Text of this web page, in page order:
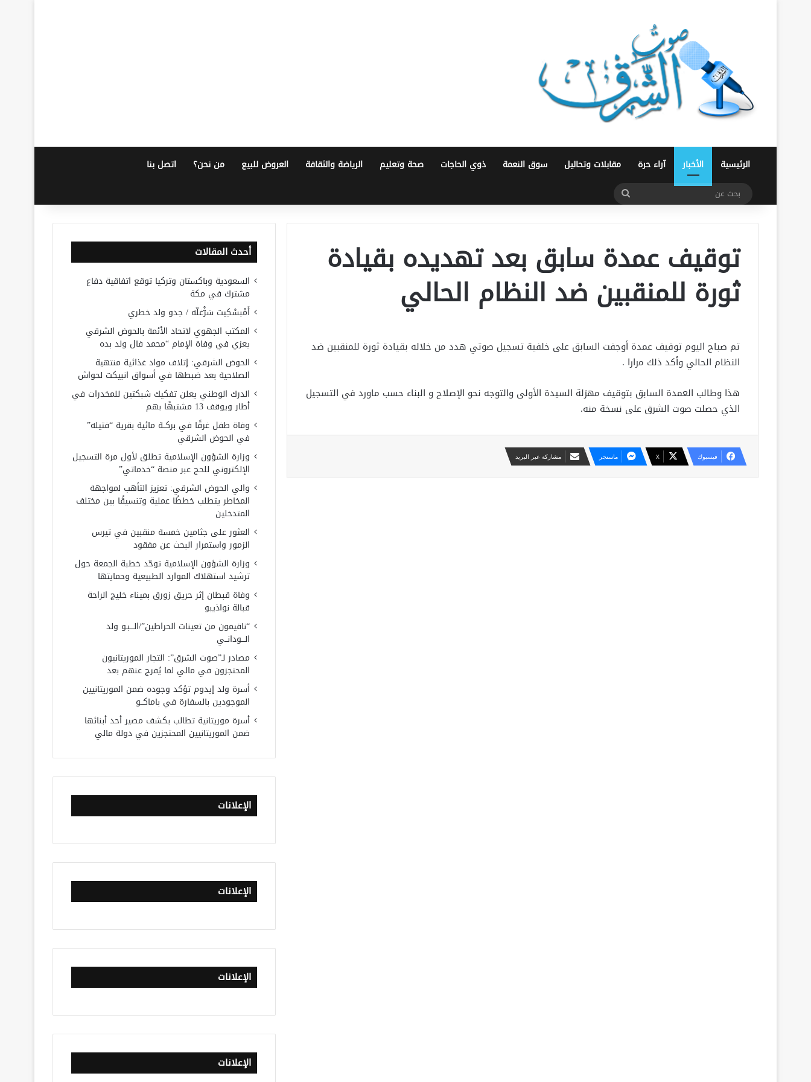
الرئيسية الأخبار آراء حرة مقابلات وتحاليل سوق النعمة ذوي الحاجات صحة وتعليم الرياضة والثقافة العروض للبيع من نحن؟ اتصل بنا
بحث
توقيف عمدة سابق بعد تهديده بقيادة
ثورة للمنقبين ضد النظام الحالي
تم صباح اليوم توقيف عمدة أوجفت السابق على خلفية تسجيل صوتي هدد من خلاله بقيادة ثورة للمنقبين ضد
النظام الحالي وأكد ذلك مرارا .
هذا وطالب العمدة السابق بتوقيف مهزلة السيدة الأولى والتوجه نحو الإصلاح و البناء حسب ماورد في التسجيل
الذي حصلت صوت الشرق على نسخة منه.
فيسبوك X ماسنجر مشاركة عبر البريد
أحدث المقالات
السعودية وباكستان وتركيا توقع اتفاقية دفاع
مشترك في مكة
أَمْبسْكِيت سَرّْغلّه / جدو ولد خطري
المكتب الجهوي لاتحاد الأئمة بالحوض الشرقي
يعزي في وفاة الإمام “محمد فال ولد بده
الحوض الشرقي: إتلاف مواد غذائية منتهية
الصلاحية بعد ضبطها في أسواق انبيكت لحواش
الدرك الوطني يعلن تفكيك شبكتين للمخدرات في
أطار ويوقف 13 مشتبهًا بهم
وفاة طفل غرقًا في بركــة مائية بقرية “فتيله”
في الحوض الشرقي
وزارة الشؤون الإسلامية تطلق لأول مرة التسجيل
الإلكتروني للحج عبر منصة “خدماتي”
والي الحوض الشرقي: تعزيز التأهب لمواجهة
المخاطر يتطلب خططًا عملية وتنسيقًا بين مختلف
المتدخلين
العثور على جثامين خمسة منقبين في تيرس
الزمور واستمرار البحث عن مفقود
وزارة الشؤون الإسلامية توحّد خطبة الجمعة حول
ترشيد استهلاك الموارد الطبيعية وحمايتها
وفاة قبطان إثر حريق زورق بميناء خليج الراحة
قبالة نواذيبو
“ناقيمون من تعينات الحراطين”/الـــبـو ولد
الـــودانــي
مصادر لـ”صوت الشرق”: التجار الموريتانيون
المحتجزون في مالي لما يُفرج عنهم بعد
أسرة ولد إيدوم تؤكد وجوده ضمن الموريتانيين
الموجودين بالسفارة في باماكــو
أسرة موريتانية تطالب بكشف مصير أحد أبنائها
ضمن الموريتانيين المحتجزين في دولة مالي
الإعلانات
الإعلانات
الإعلانات
الإعلانات